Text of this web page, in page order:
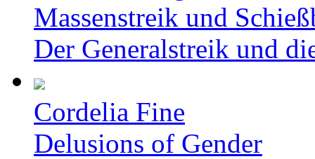
Massenstreik und
Der Generalstreik und
Cordelia Fine
Delusions of Gender